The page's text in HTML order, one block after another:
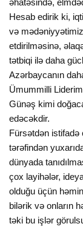
Hesab edirik ki,
və
etdirilməsinə,
tətbiqi ilə daha
Azərbaycanın
Ümummilli
Günəş kimi
edəcəkdir.
Fürsətdən istifadə
tərəfindən
dünyada
çox layihələr,
olduğu üçün
bilərik və onların
təki bu işlər